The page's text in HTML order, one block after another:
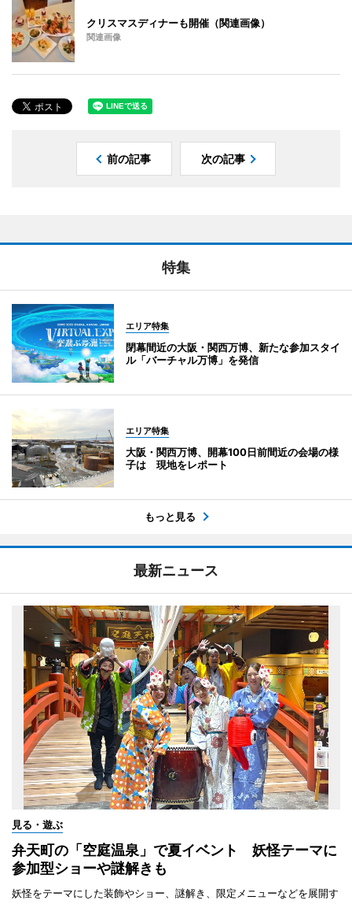
クリスマスディナーも開催（関連画像）
関連画像
前の記事 次の記事
特集
エリア特集
閉幕間近の大阪・関西万博、新たな参加スタイ
ル「バーチャル万博」を発信
エリア特集
大阪・関西万博、開幕100日前間近の会場の様
子は 現地をレポート
もっと見る
最新ニュース
見る・遊ぶ
弁天町の「空庭温泉」で夏イベント 妖怪テーマに
参加型ショーや謎解きも
妖怪をテーマにした装飾やショー、謎解き、限定メニューなどを展開す